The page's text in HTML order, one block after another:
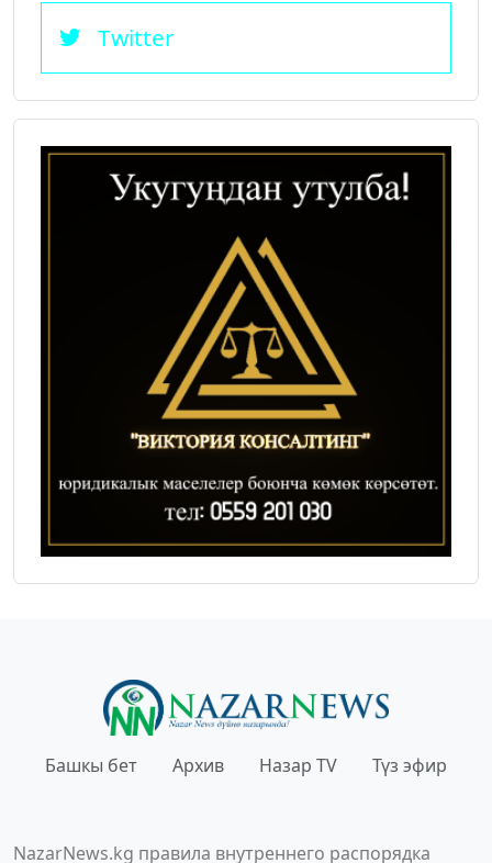
Twitter
Башкы бет Архив Назар TV Түз эфир
NazarNews.kg правила внутреннего распорядка